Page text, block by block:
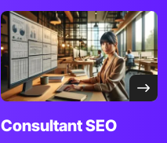
ConsultantSEO